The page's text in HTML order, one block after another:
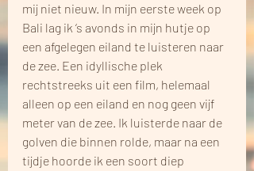
mij niet nieuw. In mijn eerste week op
Bali lag ik ‘s avonds in mijn hutje op
een afgelegen eiland te luisteren naar
de zee. Een idyllische plek
rechtstreeks uit een film, helemaal
alleen op een eiland en nog geen vijf
meter van de zee. Ik luisterde naar de
golven die binnen rolde, maar na een
tijdje hoorde ik een soort diep